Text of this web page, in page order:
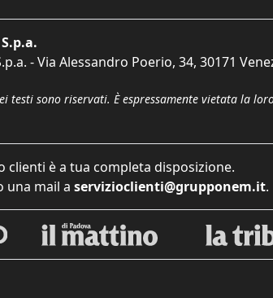
- Via Alessandro Poerio, 34, 30171
testi sono riservati. È espressamente vietata la
clienti è a tua completa disposizione.
una mail a servizioclienti@grupponem.it.